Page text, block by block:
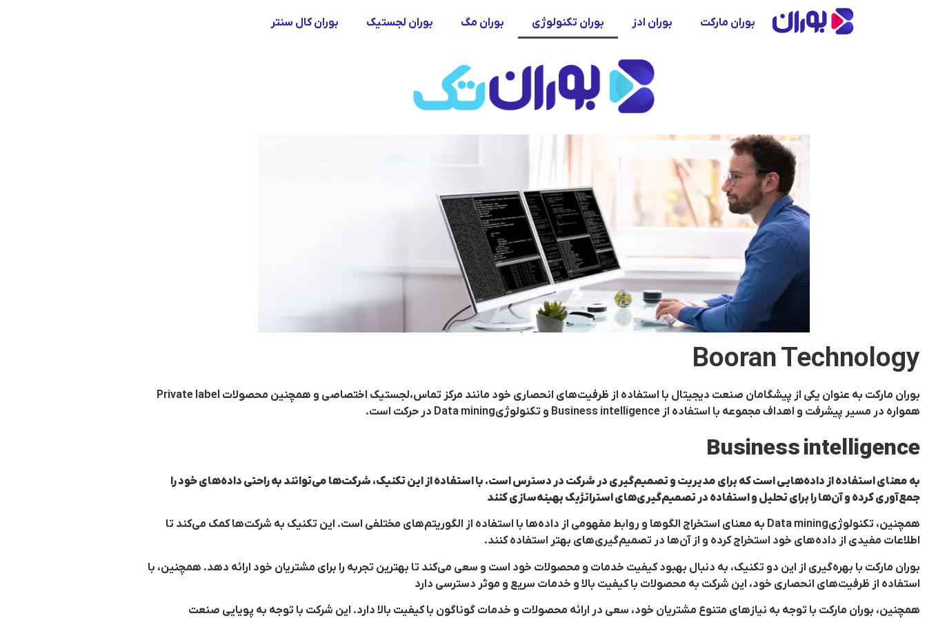
بوران مارکت بوران ادز بوران تکنولوژی بوران مگ بوران لجستیک بوران کال سنتر
Booran Technology
بوران‌ مارکت به عنوان یکی از پیشگامان صنعت دیجیتال با استفاده از ظرفیت‌های انحصاری‌ خود مانند مرکز تماس،لجستیک اختصاصی و همچنین محصولات Private label
همواره در مسیر پیشرفت و اهداف‌ مجموعه با استفاده از‌ Business intelligence و تکنولوژی‌Data mining در حرکت است.
Business intelligence
به معنای استفاده از داده‌هایی است که برای مدیریت و تصمیم‌گیری در شرکت در دسترس است. با استفاده از این تکنیک، شرکت‌ها می‌توانند به راحتی داده‌های خود را
جمع‌آوری کرده و آن‌ها را برای تحلیل و استفاده در تصمیم‌گیری‌های استراتژیک بهینه‌سازی کنند
همچنین، تکنولوژی‌Data mining به معنای استخراج الگوها و روابط مفهومی از داده‌ها با استفاده از الگوریتم‌های مختلفی است. این تکنیک به شرکت‌ها کمک می‌کند تا
اطلاعات مفیدی از داده‌های خود استخراج کرده و از آن‌ها در تصمیم‌گیری‌های بهتر استفاده کنند.
بوران‌ مارکت با بهره‌گیری از این دو تکنیک، به دنبال بهبود کیفیت خدمات و محصولات خود است و سعی می‌کند تا بهترین تجربه را برای مشتریان خود ارائه دهد. همچنین، با
استفاده از ظرفیت‌های انحصاری خود، این شرکت به محصولات با کیفیت بالا و خدمات سریع و موثر دسترسی دارد
همچنین، بوران مارکت با توجه به نیازهای متنوع مشتریان خود، سعی در ارائه محصولات و خدمات گوناگون با کیفیت بالا دارد. این شرکت با توجه به پویایی صنعت